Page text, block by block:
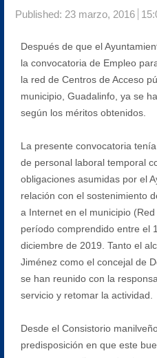
Published: 23 marzo, 2016
Después de que el
la convocatoria de Empleo
la red de Centros de Acceso
municipio, Guadalinfo, ya se
según los méritos obtenidos.
La presente convocatoria
de personal laboral temporal
obligaciones asumidas por el
relación con el sostenimiento
a Internet en el municipio
período comprendido entre el
diciembre de 2019. Tanto el
Jiménez como el concejal de
se han reunido con la
servicio y retomar la actividad.
Desde el Consistorio
predisposición en que este